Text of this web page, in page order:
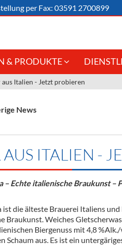
per Fax: 03591 2700899
Gastronomie
Großhandel
& PRODUKTE
Getränke
Kommisionskauf
aus Italien - Jetzt probieren
News
AUS ITALIEN -
– Echte italienische Braukunst –
ist die älteste Brauerei Italiens
Braukunst. Weiches
Biergenuss mit 4,8
Schaum aus. Es ist ein